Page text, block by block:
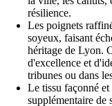
résilience.
Les poignets
soyeux, faisant
héritage de Lyon.
d'excellence et
tribunes ou dans
Le tissu façonné
supplémentaire de